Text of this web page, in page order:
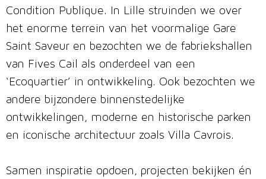
Condition Publique. In Lille struinden we over
het enorme terrein van het voormalige Gare
Saint Saveur en bezochten we de fabriekshallen
van Fives Cail als onderdeel van een
‘Ecoquartier’ in ontwikkeling. Ook bezochten we
andere bijzondere binnenstedelijke
ontwikkelingen, moderne en historische parken
en iconische architectuur zoals Villa Cavrois.
Samen inspiratie opdoen, projecten bekijken én